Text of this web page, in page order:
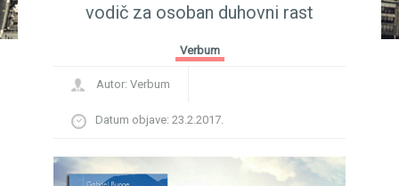
vodič za osoban duhovni rast
Verbum
Autor: Verbum
Datum objave: 23.2.2017.